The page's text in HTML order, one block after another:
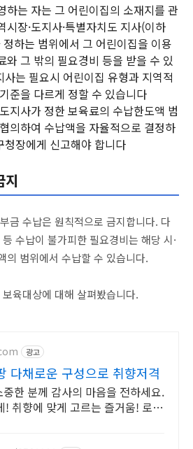
하는 자는 그 어린이집의 소재지를 관
시장·도지사·특별자치도 지사(이하
정하는 범위에서 그 어린이집을 이용
와 그 밖의 필요경비 등을 받을 수 있
사는 필요시 어린이집 유형과 지역적
준을 다르게 정할 수 있습니다
지사가 정한 보육료의 수납한도액 범
의하여 수납액을 자율적으로 결정하
청장에게 신고해야 합니다
지
금 수납은 원칙적으로 금지합니다. 다
수납이 불가피한 필요경비는 해당 시·
의 범위에서 수납할 수 있습니다.
육대상에 대해 살펴봤습니다.
광고
다채로운 구성으로 취향저격
한 분께 감사의 마음을 전하세요.
! 취향에 맞게 고르는 즐거움! 로켓